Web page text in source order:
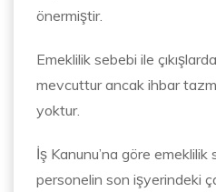
önermiştir.
Emeklilik sebebi ile
mevcuttur ancak ihbar
yoktur.
İş Kanunu’na göre emeklilik
personelin son işyerindeki